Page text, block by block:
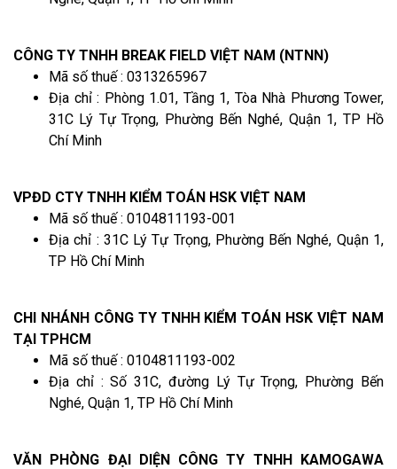
CÔNG TY TNHH BREAK FIELD VIỆT NAM (NTNN)
Mã số thuế : 0313265967
Địa chỉ : Phòng 1.01, Tầng 1, Tòa Nhà Phương Tower,
31C Lý Tự Trọng, Phường Bến Nghé, Quận 1, TP Hồ
Chí Minh
VPĐD CTY TNHH KIỂM TOÁN HSK VIỆT NAM
Mã số thuế : 0104811193-001
Địa chỉ : 31C Lý Tự Trọng, Phường Bến Nghé, Quận 1,
TP Hồ Chí Minh
CHI NHÁNH CÔNG TY TNHH KIỂM TOÁN HSK VIỆT NAM
TẠI TPHCM
Mã số thuế : 0104811193-002
Địa chỉ : Số 31C, đường Lý Tự Trọng, Phường Bến
Nghé, Quận 1, TP Hồ Chí Minh
VĂN PHÒNG ĐẠI DIỆN CÔNG TY TNHH KAMOGAWA